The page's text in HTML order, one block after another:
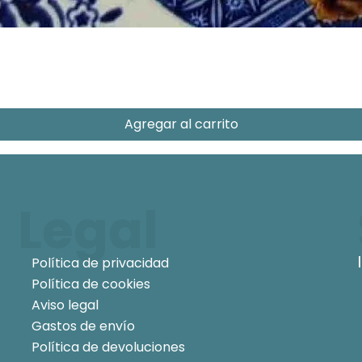
Agregar al carrito
Política de privacidad
Política de cookies
Aviso legal
Gastos de envío
Política de devoluciones